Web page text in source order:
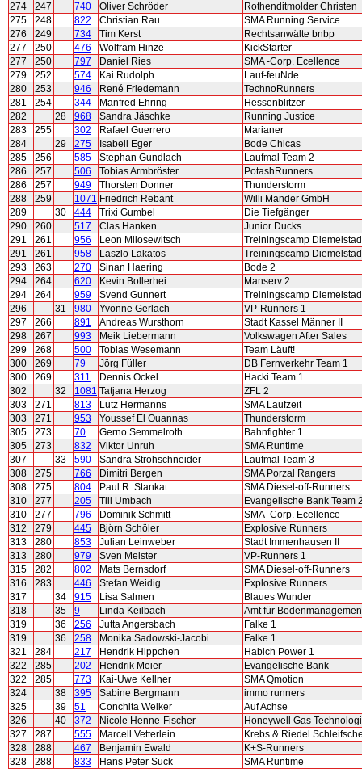
274
247 740 Oliver Schröder
Rothenditmolder Christen
275
248 822 Christian Rau
SMA Running Service
276
249 734 Tim Kerst
Rechtsanwälte bnbp
277
250 476 Wolfram Hinze
KickStarter
277
250 797 Daniel Ries
SMA -Corp. Ecellence
279
252 574 Kai Rudolph
Lauf-feuNde
280
253 946 René Friedemann
TechnoRunners
281
254 344 Manfred Ehring
Hessenblitzer
282
28 968 Sandra Jäschke
Running Justice
283
255 302 Rafael Guerrero
Marianer
284
29 275 Isabell Eger
Bode Chicas
285
256 585 Stephan Gundlach
Laufmal Team 2
286
257 506 Tobias Armbröster
PotashRunners
286
257 949 Thorsten Donner
Thunderstorm
288
259 1071 Friedrich Rebant
Willi Mander GmbH
289
30 444 Trixi Gumbel
Die Tiefgänger
290
260 517 Clas Hanken
Junior Ducks
291
261 956 Leon Milosewitsch
Treiningscamp
291
261 958 Laszlo Lakatos
Treiningscamp
293
263 270 Sinan Haering
Bode 2
294
264 620 Kevin Bollerhei
Manserv 2
294
264 959 Svend Gunnert
Treiningscamp
296
31 980 Yvonne Gerlach
VP-Runners 1
297
266 891 Andreas Wursthorn
Stadt Kassel Männer II
298
267 993 Meik Liebermann
Volkswagen After Sales
299
268 500 Tobias Wesemann
Team Läuft!
300
269 79 Jörg Füller
DB Fernverkehr Team 1
300
269 311 Dennis Ockel
Hacki Team 1
302
32 1081 Tatjana Herzog
ZFL 2
303
271 813 Lutz Hermanns
SMA Laufzeit
303
271 953 Youssef El Ouannas
Thunderstorm
305
273 70 Gerno Semmelroth
Bahnfighter 1
305
273 832 Viktor Unruh
SMA Runtime
307
33 590 Sandra Strohschneider
Laufmal Team 3
308
275 766 Dimitri Bergen
SMA Porzal Rangers
308
275 804 Paul R. Stankat
SMA Diesel-off-Runners
310
277 205 Till Umbach
Evangelische Bank Team
310
277 796 Dominik Schmitt
SMA -Corp. Ecellence
312
279 445 Björn Schöler
Explosive Runners
313
280 853 Julian Leinweber
Stadt Immenhausen II
313
280 979 Sven Meister
VP-Runners 1
315
282 802 Mats Bernsdorf
SMA Diesel-off-Runners
316
283 446 Stefan Weidig
Explosive Runners
317
34 915 Lisa Salmen
Blaues Wunder
318
35 9 Linda Keilbach
Amt für
319
36 256 Jutta Angersbach
Falke 1
319
36 258 Monika Sadowski-Jacobi
Falke 1
321
284 217 Hendrik Hippchen
Habich Power 1
322
285 202 Hendrik Meier
Evangelische Bank
322
285 773 Kai-Uwe Kellner
SMA Qmotion
324
38 395 Sabine Bergmann
immo runners
325
39 51 Conchita Welker
Auf Achse
326
40 372 Nicole Henne-Fischer
Honeywell Gas
327
287 555 Marcell Vetterlein
Krebs & Riedel
328
288 467 Benjamin Ewald
K+S-Runners
328
288 833 Hans Peter Suck
SMA Runtime